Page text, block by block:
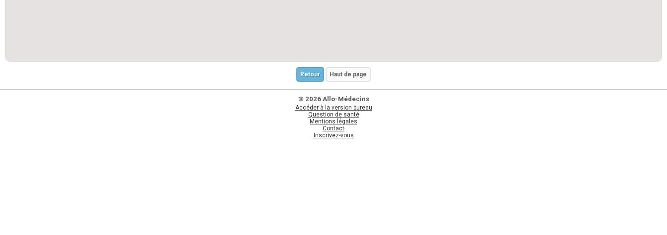
Retour Haut de page
© 2026 Allo-Médecins
Accéder à la version bureau
Question de santé
Mentions légales
Contact
Inscrivez-vous